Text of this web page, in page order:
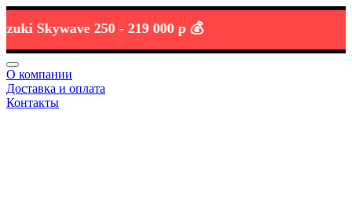
Skywave 250 -219 000 р 💰
О компании
Доставка и оплата
Контакты